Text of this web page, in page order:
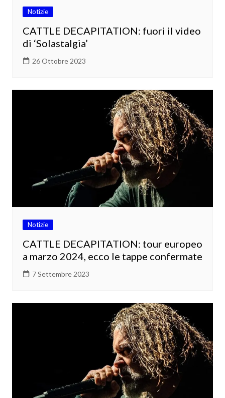
Notizie
CATTLE DECAPITATION: fuori il video
di ‘Solastalgia’
26 Ottobre 2023
Notizie
CATTLE DECAPITATION: tour europeo
a marzo 2024, ecco le tappe confermate
7 Settembre 2023